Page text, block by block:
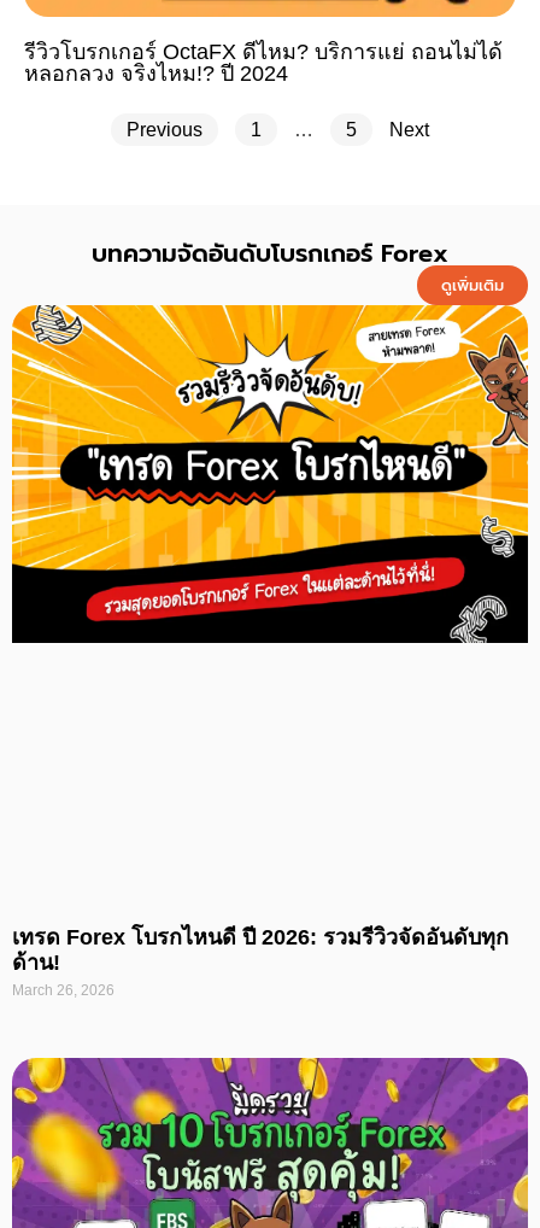
รีวิวโบรกเกอร์ OctaFX ดีไหม? บริการแย่ ถอนไม่ได้
หลอกลวง จริงไหม!? ปี 2024
Previous 1 … 5 Next
บทความจัดอันดับโบรกเกอร์ Forex
ดูเพิ่มเติม
เทรด Forex โบรกไหนดี ปี 2026: รวมรีวิวจัดอันดับทุก
ด้าน!
March 26, 2026